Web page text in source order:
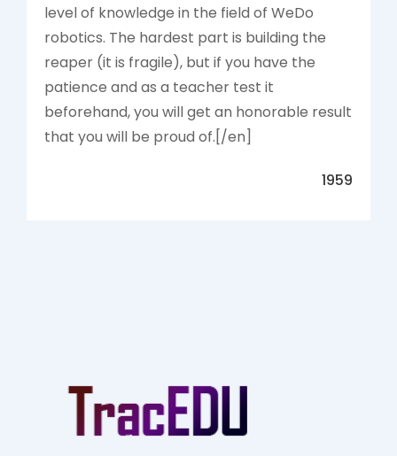
level of knowledge in the field of WeDo
robotics. The hardest part is building the
reaper (it is fragile), but if you have the
patience and as a teacher test it
beforehand, you will get an honorable result
that you will be proud of.[/en]
1959